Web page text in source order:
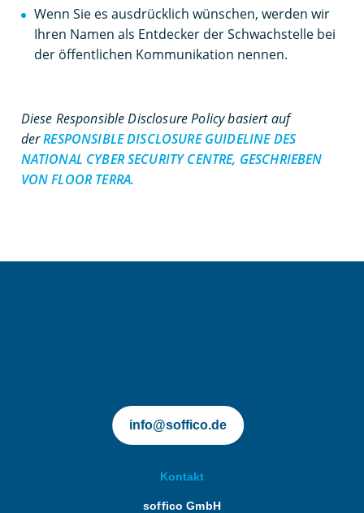
Wenn Sie es ausdrücklich wünschen, werden wir
Ihren Namen als Entdecker der Schwachstelle bei
der öffentlichen Kommunikation nennen.
Diese Responsible Disclosure Policy basiert auf
derRESPONSIBLE DISCLOSURE GUIDELINE DES
NATIONAL CYBER SECURITY CENTRE, GESCHRIEBEN
VON FLOOR TERRA.
info@soffico.de
Kontakt
soffico GmbH